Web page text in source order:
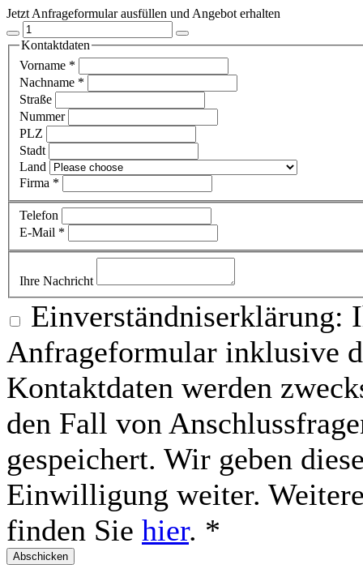
Jetzt Anfrageformular ausfüllen und Angebot erhalten
Kontaktdaten
Vorname *
Nachname *
Straße
Nummer
PLZ
Stadt
Land
Firma *
Telefon
E-Mail *
Ihre Nachricht
Einverständniserklärung:
Anfrageformular inklusive
Kontaktdaten werden
den Fall von
gespeichert. Wir geben
Einwilligung weiter.
finden Sie hier. *
Abschicken